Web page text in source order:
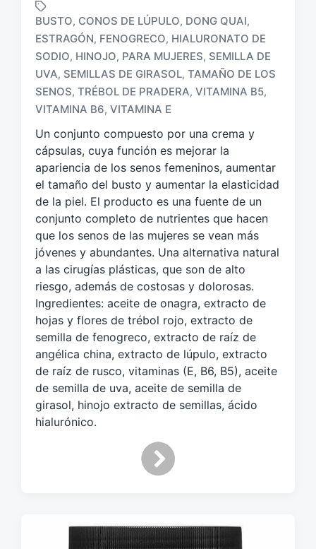
t
i
q
e
t
a
d
o
c
n
BUSTO, CONOS DE LÚPULO, DONG QUAI,
ESTRAGÓN, FENOGRECO, HIALURONATO DE
SODIO, HINOJO, PARA MUJERES, SEMILLA DE
UVA, SEMILLAS DE GIRASOL, TAMAÑO DE LOS
SENOS, TRÉBOL DE PRADERA, VITAMINA B5,
VITAMINA B6, VITAMINA E
Un conjunto compuesto por una crema y
cápsulas, cuya función es mejorar la
apariencia de los senos femeninos, aumentar
el tamaño del busto y aumentar la elasticidad
de la piel. El producto es una fuente de un
conjunto completo de nutrientes que hacen
que los senos de las mujeres se vean más
jóvenes y abundantes. Una alternativa natural
a las cirugías plásticas, que son de alto
riesgo, además de costosas y dolorosas.
Ingredientes: aceite de onagra, extracto de
hojas y flores de trébol rojo, extracto de
semilla de fenogreco, extracto de raíz de
angélica china, extracto de lúpulo, extracto
de raíz de rusco, vitaminas (E, B6, B5), aceite
de semilla de uva, aceite de semilla de
girasol, hinojo extracto de semillas, ácido
hialurónico.